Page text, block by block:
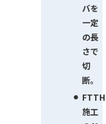
バを
一定
の長
さで
切
断。
FTTH
施工